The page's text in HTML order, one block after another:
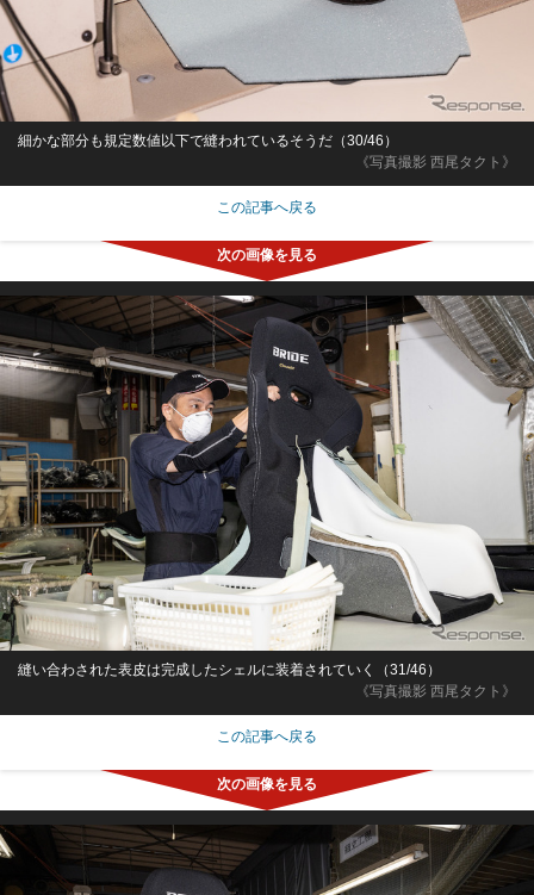
《写真撮影 西尾タクト》
細かな部分も規定数値以下で縫われているそうだ（30/46）
この記事へ戻る
《写真撮影 西尾タクト》
縫い合わされた表皮は完成したシェルに装着されていく（31/46）
この記事へ戻る